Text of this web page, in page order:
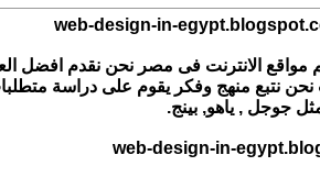
الانترنت فى مصر نحن نقدم افضل
نتبع منهج وفكر يقوم على دراسة
جوجل , ياهو, بينج.